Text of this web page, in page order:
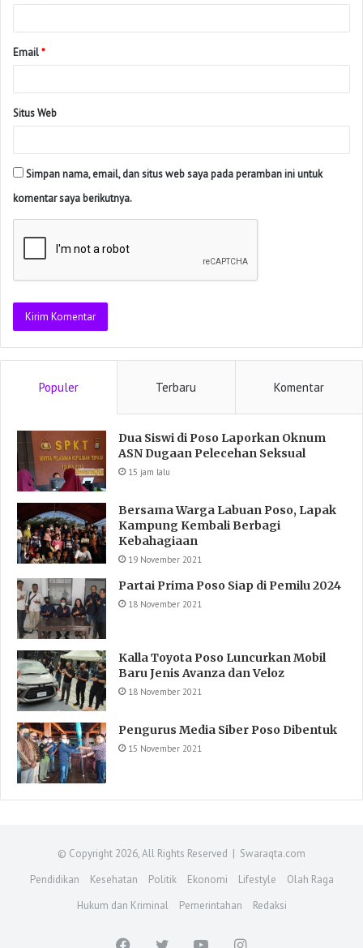
Email*
Situs Web
Simpan nama, email, dan situs web saya pada peramban ini untuk
komentar saya berikutnya.
Populer Terbaru Komentar
Dua Siswi di Poso Laporkan Oknum
ASN Dugaan Pelecehan Seksual
15 jam lalu
Bersama Warga Labuan Poso, Lapak
Kampung Kembali Berbagi
Kebahagiaan
19 November 2021
Partai Prima Poso Siap di Pemilu 2024
18 November 2021
Kalla Toyota Poso Luncurkan Mobil
Baru Jenis Avanza dan Veloz
18 November 2021
Pengurus Media Siber Poso Dibentuk
15 November 2021
© Copyright 2026, All Rights Reserved | Swaraqta.com
Pendidikan
Kesehatan Politik Ekonomi Lifestyle
Olah Raga
Hukum dan Kriminal
Pemerintahan Redaksi